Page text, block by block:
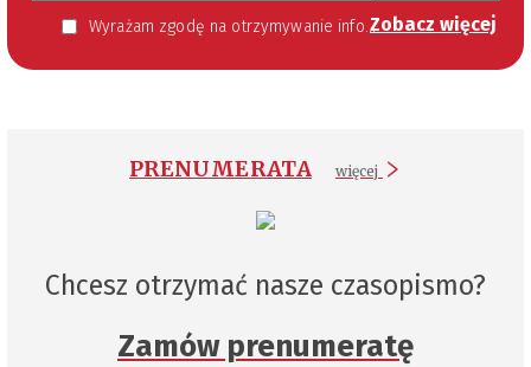
Wyrażam zgodę na otrzymywanie informacji handlowej kierowanej do mnie za pomocą środków komunikacji elektronicznej w szczególności poczty elektronicznej zgodnie z przepisem art. 10 ust 2 ustawy z dnia 18 lipca 2002 roku o świadczeniu usług drogą elektroniczną (Dz. U. 144 z 2002 r. poz. 1204). Zgoda jest dobrowolna, jednak jej wyrażenie jest konieczne, aby otrzymywać newsletter. Zobacz więcej
PRENUMERATA więcej
Chcesz otrzymać nasze czasopismo?
Zamów prenumeratę